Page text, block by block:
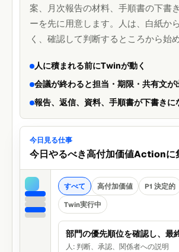
案、月次報告の材料、手順書の下書
ーを先に用意します。人は、白紙か
く、確認して判断するところから始
人に積まれる前にTwinが動く
会議が終わると担当・期限・共有文が
報告、返信、資料、手順書が下書きに
今日見る仕事
今日やるべき高付加価値Actionに
すべて 高付加価値 P1 決定的
Twin実行中
部門の優先順位を確認し、最
人: 判断、承認、関係者への説明